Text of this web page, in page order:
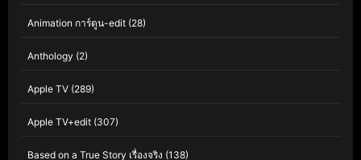
Animation การ์ตูน-edit (28)
Anthology (2)
Apple TV (289)
Apple TV+edit (307)
Based on a True Story เรื่องจริง (138)